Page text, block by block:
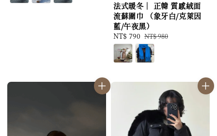
法式暖冬｜ 正韓 質感絨面
流蘇圍巾 （象牙白/克萊因
藍/午夜黑）
Sale
price
NT$ 790 Regular
price
NT$ 980